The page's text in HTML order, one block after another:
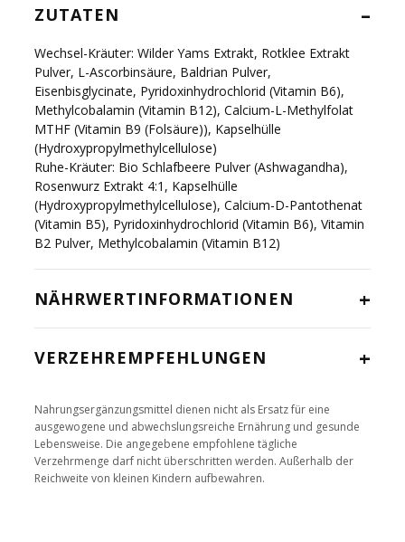
ZUTATEN –
Wechsel-Kräuter: Wilder Yams Extrakt, Rotklee Extrakt
Pulver, L-Ascorbinsäure, Baldrian Pulver,
Eisenbisglycinate, Pyridoxinhydrochlorid (Vitamin B6),
Methylcobalamin (Vitamin B12), Calcium-L-Methylfolat
MTHF (Vitamin B9 (Folsäure)), Kapselhülle
(Hydroxypropylmethylcellulose)
Ruhe-Kräuter: Bio Schlafbeere Pulver (Ashwagandha),
Rosenwurz Extrakt 4:1, Kapselhülle
(Hydroxypropylmethylcellulose), Calcium-D-Pantothenat
(Vitamin B5), Pyridoxinhydrochlorid (Vitamin B6), Vitamin
B2 Pulver, Methylcobalamin (Vitamin B12)
NÄHRWERTINFORMATIONEN +
VERZEHREMPFEHLUNGEN +
Nahrungsergänzungsmittel dienen nicht als Ersatz für eine
ausgewogene und abwechslungsreiche Ernährung und gesunde
Lebensweise. Die angegebene empfohlene tägliche
Verzehrmenge darf nicht überschritten werden. Außerhalb der
Reichweite von kleinen Kindern aufbewahren.